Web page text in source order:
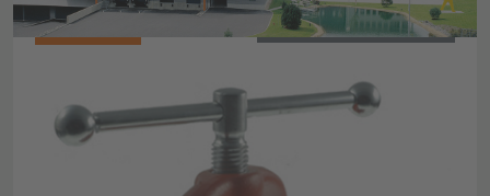
ZURÜCK ZUR ÜBERSICHT
065021060